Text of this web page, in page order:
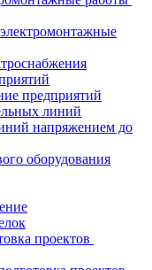
предприятий
линий
напряжением до
оборудования
проектов